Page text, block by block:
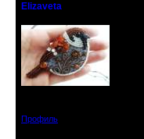
Elizaveta
Профиль